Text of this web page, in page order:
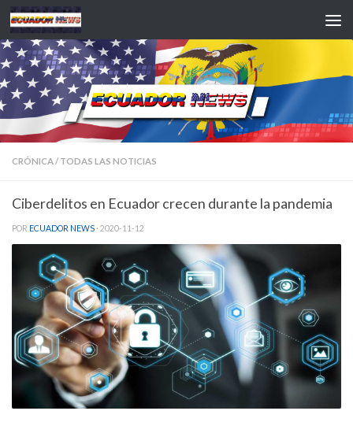
Saltar al contenido
CRÓNICA/ TODAS LAS NOTICIAS
Ciberdelitos en Ecuador crecen durante la pandemia
POR ECUADOR NEWS · 2020-11-12